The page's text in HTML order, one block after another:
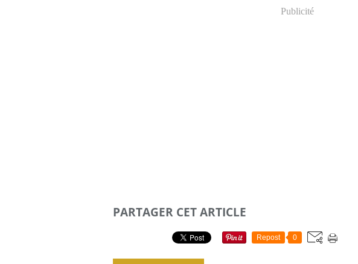
Publicité
PARTAGER CET ARTICLE
Repost 0